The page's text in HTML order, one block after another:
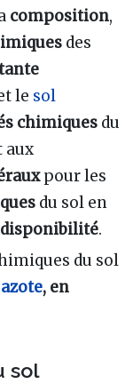
composition,
des
le sol
chimiques du
aux
pour les
du sol en
disponibilité.
du sol
azote, en
sol